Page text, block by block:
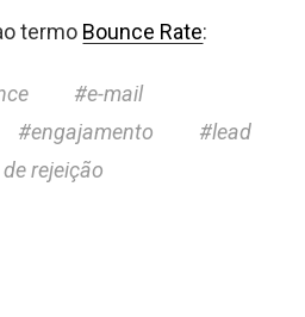
termo Bounce Rate:
e-mail
engajamento
lead
rejeição